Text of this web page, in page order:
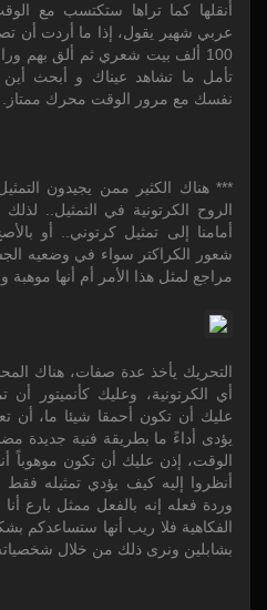
أنقلها كما تراها ستكتسب مع
عربي شهير يقول، إذا ما أردت
100 ألف بيت شعري ثم ألق بهم
تأمل ما تشاهد عيناك و أبحث
نفسك مع مرور الوقت محرك ممتاز.
*** هناك الكثير ممن يجيدون
الروح الكرتونية في التمثيل..
أمامنا إلى تمثيل كرتوني.. أو
شعور الكراكتر سواء في وضعيه
مراجع لمثل هذا الأمر أم أنها
التحريك يأخذ عدة صفات، هناك
أي الكرتونية، وعليك كأنميتور أن
عليك أن تكون أحمقا شيئا ما،
يؤدى أداءً ما بطريقة فنية جديدة
الوقت، إذن عليك أن تكون موهوباً
أنظروا إليه كيف يؤدي تمثيله فقط
وردة فعله إنه بالفعل ممثل بارع
الفكاهية فلا ريب أنها ستساعدكم
بشابلين ونرى ذلك من خلال شخصياته